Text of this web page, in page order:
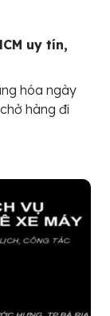
uy tín,
hóa ngày
hàng đi